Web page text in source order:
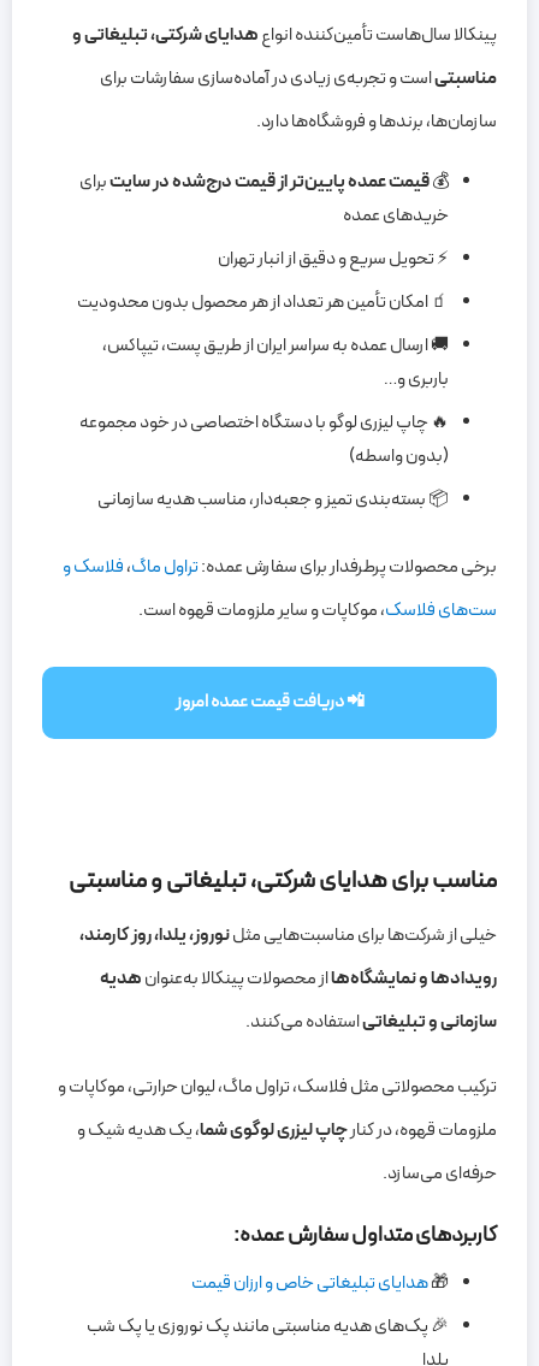
پینکالا سال‌هاست تأمین‌کننده انواعهدایای شرکتی، تبلیغاتی و
مناسبتیاست و تجربه‌ی زیادی در آماده‌سازی سفارشات برای
سازمان‌ها، برندها و فروشگاه‌ها دارد.
💰قیمت عمده پایین‌تر از قیمت درج‌شده در سایتبرای
خریدهای عمده
⚡ تحویل سریع و دقیق از انبار تهران
🧃 امکان تأمین هر تعداد از هر محصول بدون محدودیت
🚚 ارسال عمده به سراسر ایران از طریق پست، تیپاکس،
باربری و…
🔥 چاپ لیزری لوگو با دستگاه اختصاصی در خود مجموعه
(بدون واسطه)
📦 بسته‌بندی تمیز و جعبه‌دار، مناسب هدیه سازمانی
برخی محصولات پرطرفدار برای سفارش عمده:تراول ماگ،فلاسک و
ست‌های فلاسک، موکاپات و سایر ملزومات قهوه است.
📲 دریافت قیمت عمده امروز
مناسب برای هدایای شرکتی، تبلیغاتی و مناسبتی
خیلی از شرکت‌ها برای مناسبت‌هایی مثلنوروز، یلدا، روز کارمند،
رویدادها و نمایشگاه‌هااز محصولات پینکالا به‌عنوانهدیه
سازمانی و تبلیغاتیاستفاده می‌کنند.
ترکیب محصولاتی مثل فلاسک، تراول ماگ، لیوان حرارتی، موکاپات و
ملزومات قهوه، در کنارچاپ لیزری لوگوی شما، یک هدیه شیک و
حرفه‌ای می‌سازد.
کاربردهای متداول سفارش عمده:
🎁هدایای تبلیغاتی خاص و ارزان قیمت
🎉 پک‌های هدیه مناسبتی مانند پک نوروزی یا پک شب